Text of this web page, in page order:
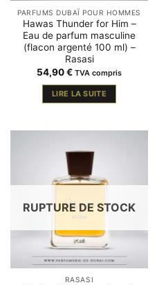
PARFUMS DUBAÏ POUR HOMMES
Hawas Thunder for Him –
Eau de parfum masculine
(flacon argenté 100 ml) –
Rasasi
54,90€ TVA compris
LIRE LA SUITE
RUPTURE DE STOCK
RASASI